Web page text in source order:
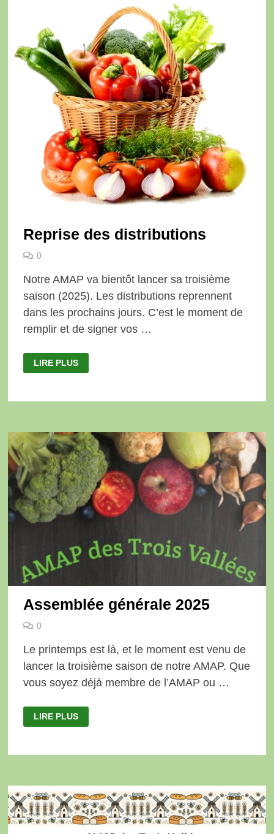
Reprise des distributions
0
Notre AMAP va bientôt lancer sa troisième
saison (2025). Les distributions reprennent
dans les prochains jours. C’est le moment de
remplir et de signer vos …
REPRISE
DES
DISTRIBUTIONS
LIRE PLUS
Assemblée générale 2025
0
Le printemps est là, et le moment est venu de
lancer la troisième saison de notre AMAP. Que
vous soyez déjà membre de l’AMAP ou …
ASSEMBLÉE
GÉNÉRALE
2025
LIRE PLUS